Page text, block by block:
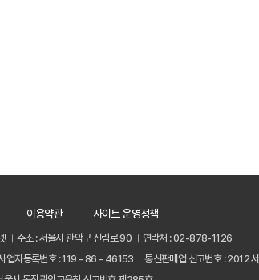
이용약관 사이트 운영정책
주소 : 서울시 관악구 신림로 90
연락처 : 02-878-1126
업자등록번호 : 119 - 86 - 46153
통신판매업 신고번호 : 2012